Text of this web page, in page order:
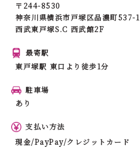
〒244-8530
神奈川県横浜市戸塚区品濃町537-1
西武東戸塚S.C 西武館2F
最寄駅
東戸塚駅 東口より徒歩1分
駐車場
あり
支払い方法
現金/PayPay/クレジットカード